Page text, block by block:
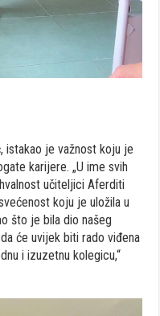
istakao je važnost koju je
karijere. „U ime svih
učiteljici Aferditi
koju je uložila u
što je bila dio našeg
će uvijek biti rado viđena
i izuzetnu kolegicu,“